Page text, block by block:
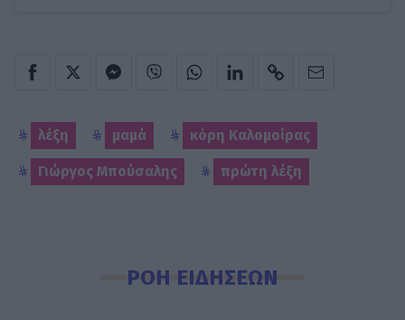
λέξη μαμά κόρη Καλομοίρας
Γιώργος Μπούσαλης πρώτη λέξη
ΡΟΗ ΕΙΔΗΣΕΩΝ